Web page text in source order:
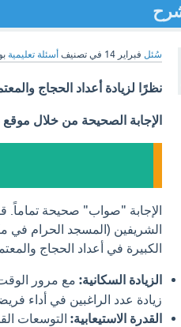
سُئل فبراير 14 في تصنيف أسئلة تعليمية
نظرًا لزيادة أعداد الحجاج
الإجابة الصحيحة من خلال موقع
الإجابة "صواب" صحيحة تماماً.
الشريفين (المسجد الحرام في
الكبيرة في أعداد الحجاج
الزيادة السكانية: مع مرور
زيادة عدد الراغبين في أداء
القدرة الاستيعابية: التوسعات